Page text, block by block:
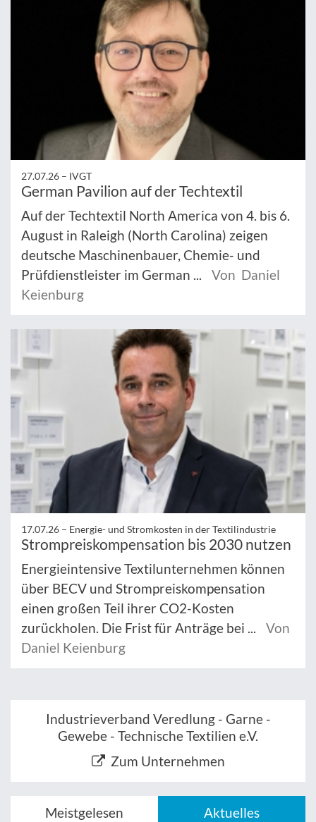
27.07.26 – IVGT
German Pavilion auf der Techtextil
Auf der Techtextil North America von 4. bis 6.
August in Raleigh (North Carolina) zeigen
deutsche Maschinenbauer, Chemie- und
Prüfdienstleister im German ...
Von Daniel
Keienburg
17.07.26 – Energie- und Stromkosten in der Textilindustrie
Strompreiskompensation bis 2030 nutzen
Energieintensive Textilunternehmen können
über BECV und Strompreiskompensation
einen großen Teil ihrer CO2-Kosten
zurückholen. Die Frist für Anträge bei ...
Von
Daniel Keienburg
Industrieverband Veredlung - Garne -
Gewebe - Technische Textilien e.V.
Zum Unternehmen
Meistgelesen Aktuelles